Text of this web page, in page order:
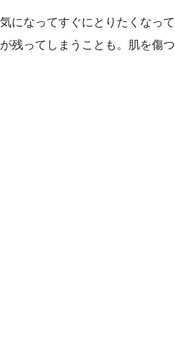
になってすぐにとりたくなって
残ってしまうことも。肌を傷つ